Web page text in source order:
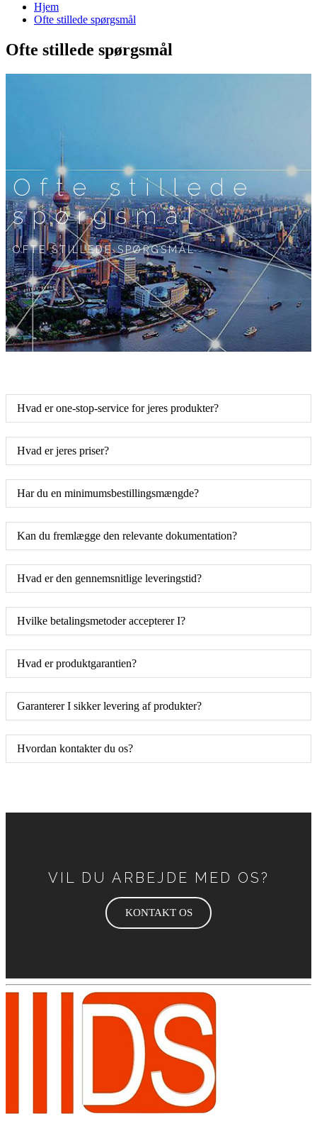
Hjem
Ofte stillede spørgsmål
Ofte stillede spørgsmål
Ofte stillede
spørgsmål
OFTE STILLEDE SPØRGSMÅL
Hvad er one-stop-service for jeres produkter?
Hvad er jeres priser?
Har du en minimumsbestillingsmængde?
Kan du fremlægge den relevante dokumentation?
Hvad er den gennemsnitlige leveringstid?
Hvilke betalingsmetoder accepterer I?
Hvad er produktgarantien?
Garanterer I sikker levering af produkter?
Hvordan kontakter du os?
VIL DU ARBEJDE MED OS?
KONTAKT OS